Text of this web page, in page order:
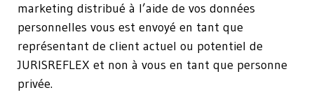
marketing distribué à l’aide de vos données
personnelles vous est envoyé en tant que
représentant de client actuel ou potentiel de
JURISREFLEX et non à vous en tant que personne
privée.